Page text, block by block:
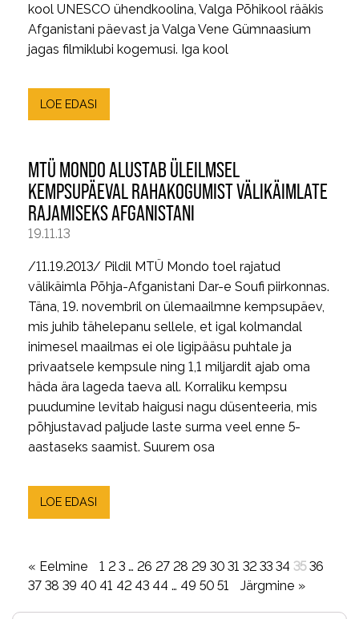
kool UNESCO ühendkoolina, Valga Põhikool rääkis
Afganistani päevast ja Valga Vene Gümnaasium
jagas filmiklubi kogemusi. Iga kool
LOE EDASI
MTÜ MONDO ALUSTAB ÜLEILMSEL
KEMPSUPÄEVAL RAHAKOGUMIST VÄLIKÄIMLATE
RAJAMISEKS AFGANISTANI
19.11.13
/11.19.2013/ Pildil MTÜ Mondo toel rajatud
välikäimla Põhja-Afganistani Dar-e Soufi piirkonnas.
Täna, 19. novembril on ülemaailmne kempsupäev,
mis juhib tähelepanu sellele, et igal kolmandal
inimesel maailmas ei ole ligipääsu puhtale ja
privaatsele kempsule ning 1,1 miljardit ajab oma
häda ära lageda taeva all. Korraliku kempsu
puudumine levitab haigusi nagu düsenteeria, mis
põhjustavad paljude laste surma veel enne 5-
aastaseks saamist. Suurem osa
LOE EDASI
« Eelmine 1 2 3 … 26 27 28 29 30 31 32 33 34 35 36
37 38 39 40 41 42 43 44 … 49 50 51 Järgmine »